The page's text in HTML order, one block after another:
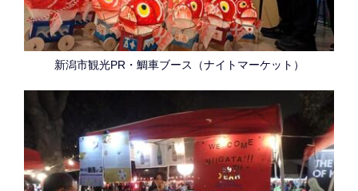
新潟市観光PR・鯛車ブース（ナイトマーケット）